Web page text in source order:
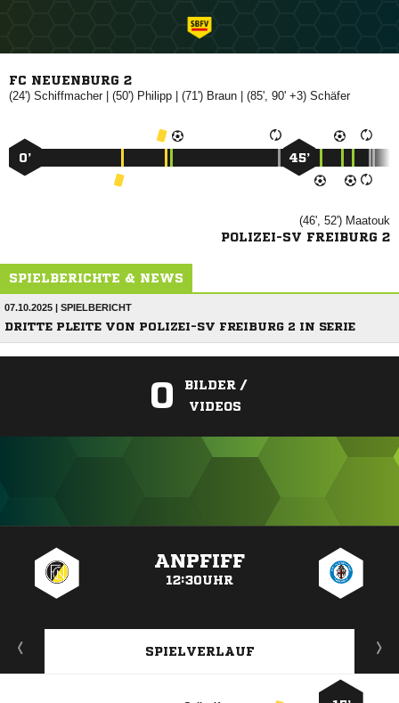
FC NEUENBURG 2
(24') | (50')  | (71')  | (85', 90' +3) 
0’ 45’
(46', 52') 
POLIZEI-SV FREIBURG 2
SPIELBERICHTE & NEWS
07.10.2025 | SPIELBERICHT
DRITTE PLEITE VON POLIZEI-SV FREIBURG 2 IN SERIE
0
BILDER /
VIDEOS
ANPFIFF
12:30UHR
SPIELVERLAUF